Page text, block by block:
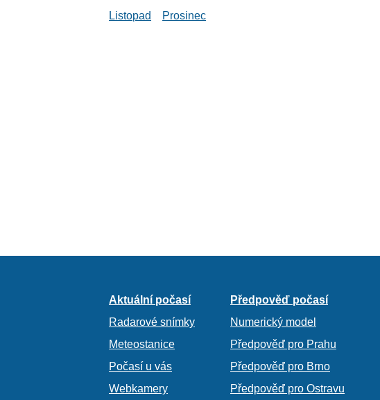
Listopad
Prosinec
Aktuální počasí
Radarové snímky
Meteostanice
Počasí u vás
Webkamery
Předpověď počasí
Numerický model
Předpověď pro Prahu
Předpověď pro Brno
Předpověď pro Ostravu